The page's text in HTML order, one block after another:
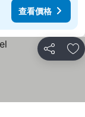
查看價格
分享 放